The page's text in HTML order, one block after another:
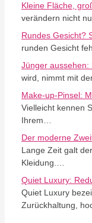
Kleine Fläche,
verändern nicht
Rundes Gesicht?
runden Gesicht
Jünger aussehen:
wird, nimmt mit
Make-up-Pinsel:
Vielleicht kennen
Ihrem…
Der moderne
Lange Zeit galt
Kleidung.…
Quiet Luxury:
Quiet Luxury
Zurückhaltung,